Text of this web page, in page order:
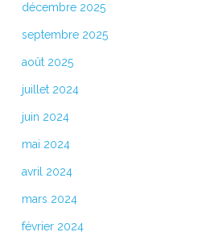
décembre 2025
septembre 2025
août 2025
juillet 2024
juin 2024
mai 2024
avril 2024
mars 2024
février 2024